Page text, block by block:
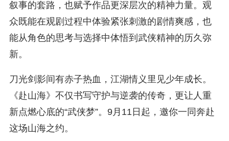
叙事的套路，也赋予作品更深层次的精神力量。观
众既能在观剧过程中体验紧张刺激的剧情爽感，也
能从角色的思考与选择中体悟到武侠精神的历久弥
新。
刀光剑影间有赤子热血，江湖情义里见少年成长。
《赴山海》不仅书写守护与逆袭的传奇，更让人重
新点燃心底的“武侠梦”。9月11日起，邀你一同奔赴
这场山海之约。